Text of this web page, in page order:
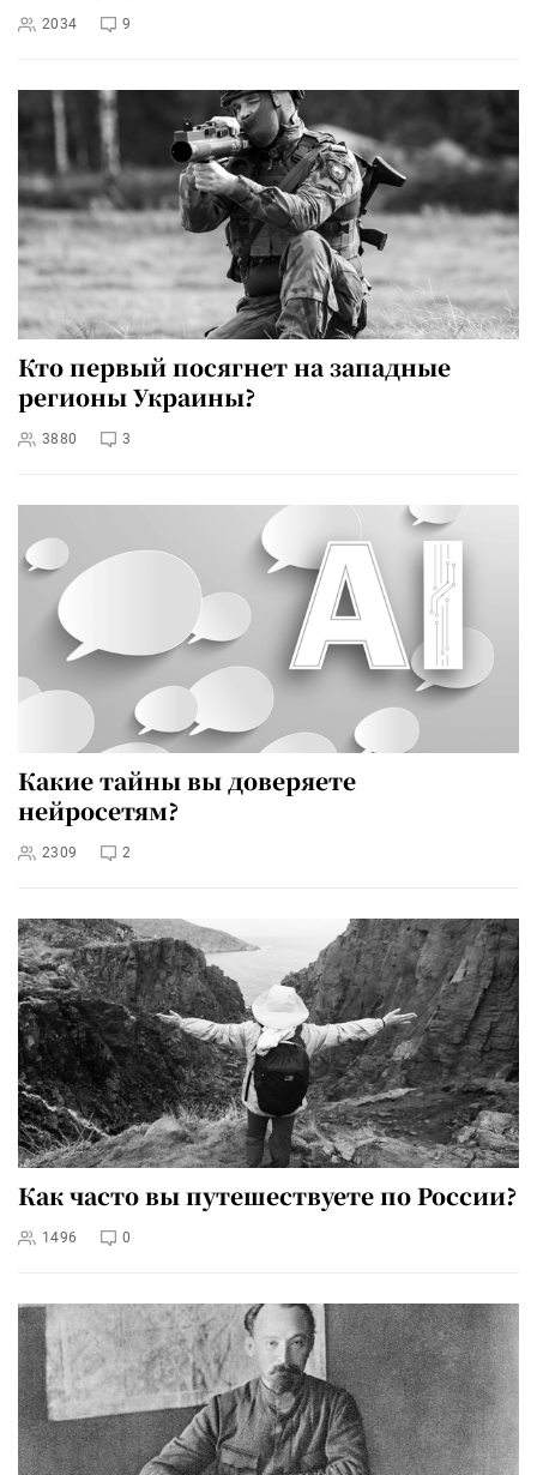
2034 9
Кто первый посягнет на западные
регионы Украины?
3880 3
Какие тайны вы доверяете
нейросетям?
2309 2
Как часто вы путешествуете по России?
1496 0